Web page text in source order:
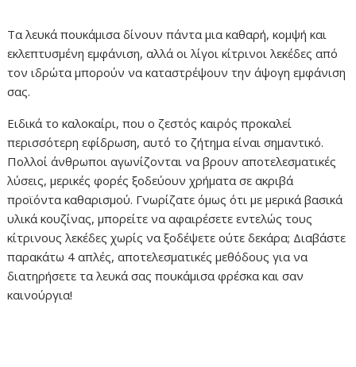
Τα λευκά πουκάμισα δίνουν πάντα μια καθαρή, κομψή και
εκλεπτυσμένη εμφάνιση, αλλά οι λίγοι κίτρινοι λεκέδες από
τον ιδρώτα μπορούν να καταστρέψουν την άψογη εμφάνιση
σας.
Ειδικά το καλοκαίρι, που ο ζεστός καιρός προκαλεί
περισσότερη εφίδρωση, αυτό το ζήτημα είναι σημαντικό.
Πολλοί άνθρωποι αγωνίζονται να βρουν αποτελεσματικές
λύσεις, μερικές φορές ξοδεύουν χρήματα σε ακριβά
προϊόντα καθαρισμού. Γνωρίζατε όμως ότι με μερικά βασικά
υλικά κουζίνας, μπορείτε να αφαιρέσετε εντελώς τους
κίτρινους λεκέδες χωρίς να ξοδέψετε ούτε δεκάρα; Διαβάστε
παρακάτω 4 απλές, αποτελεσματικές μεθόδους για να
διατηρήσετε τα λευκά σας πουκάμισα φρέσκα και σαν
καινούργια!